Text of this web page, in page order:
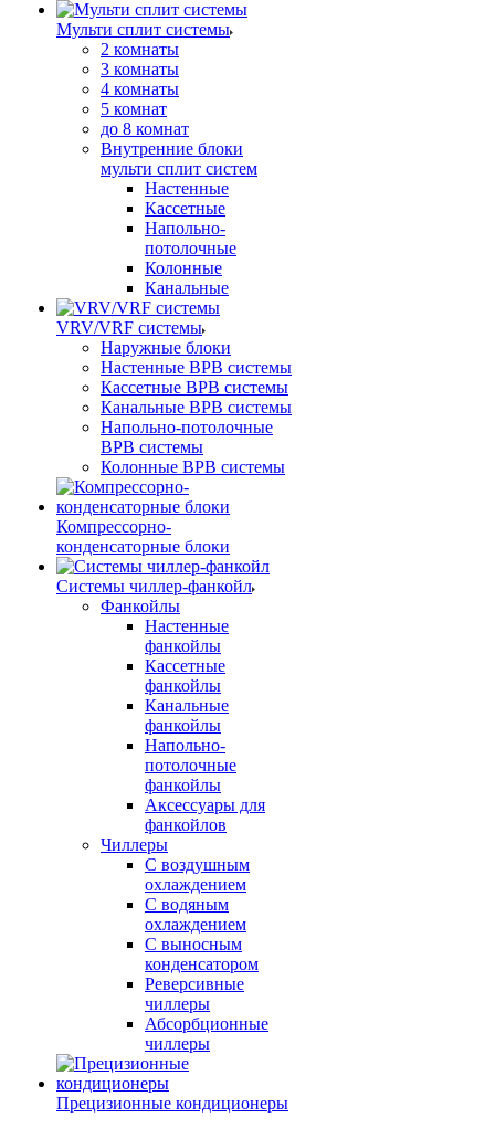
Мульти сплит системы
2 комнаты
3 комнаты
4 комнаты
5 комнат
до 8 комнат
Внутренние блоки
мульти сплит систем
Настенные
Кассетные
Напольно-
потолочные
Колонные
Канальные
VRV/VRF системы
Наружные блоки
Настенные ВРВ системы
Кассетные ВРВ системы
Канальные ВРВ системы
Напольно-потолочные
ВРВ системы
Колонные ВРВ системы
Компрессорно-
конденсаторные блоки
Системы чиллер-фанкойл
Фанкойлы
Настенные
фанкойлы
Кассетные
фанкойлы
Канальные
фанкойлы
Напольно-
потолочные
фанкойлы
Аксессуары для
фанкойлов
Чиллеры
С воздушным
охлаждением
С водяным
охлаждением
С выносным
конденсатором
Реверсивные
чиллеры
Абсорбционные
чиллеры
Прецизионные кондиционеры